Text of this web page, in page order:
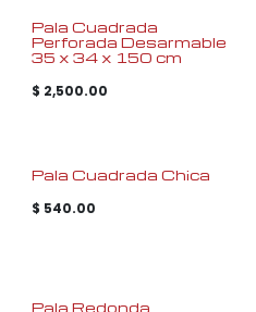
Pala Cuadrada
Perforada Desarmable
35 x 34 x 150 cm
$ 2,500.00
Pala Cuadrada Chica
$ 540.00
Pala Redonda